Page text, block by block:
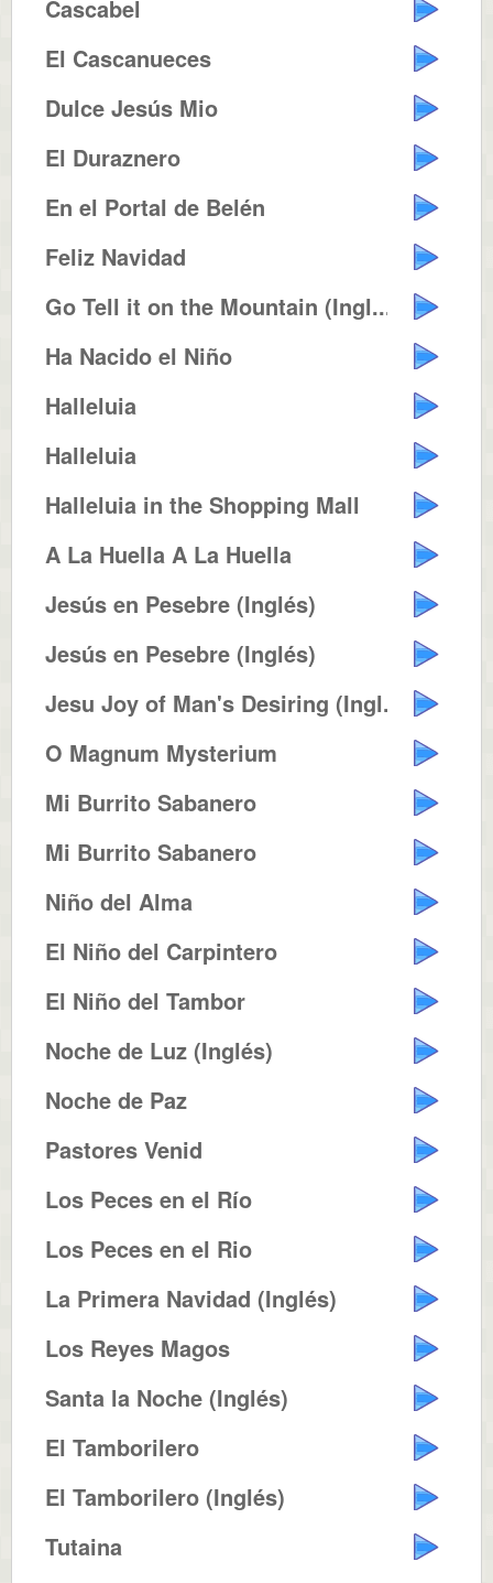
Cascabel
El Cascanueces
Dulce Jesús Mio
El Duraznero
En el Portal de Belén
Feliz Navidad
Go Tell it on the Mountain (Ingl...
Ha Nacido el Niño
Halleluia
Halleluia
Halleluia in the Shopping Mall
A La Huella A La Huella
Jesús en Pesebre (Inglés)
Jesús en Pesebre (Inglés)
Jesu Joy of Man's Desiring (Ingl...
O Magnum Mysterium
Mi Burrito Sabanero
Mi Burrito Sabanero
Niño del Alma
El Niño del Carpintero
El Niño del Tambor
Noche de Luz (Inglés)
Noche de Paz
Pastores Venid
Los Peces en el Río
Los Peces en el Rio
La Primera Navidad (Inglés)
Los Reyes Magos
Santa la Noche (Inglés)
El Tamborilero
El Tamborilero (Inglés)
Tutaina